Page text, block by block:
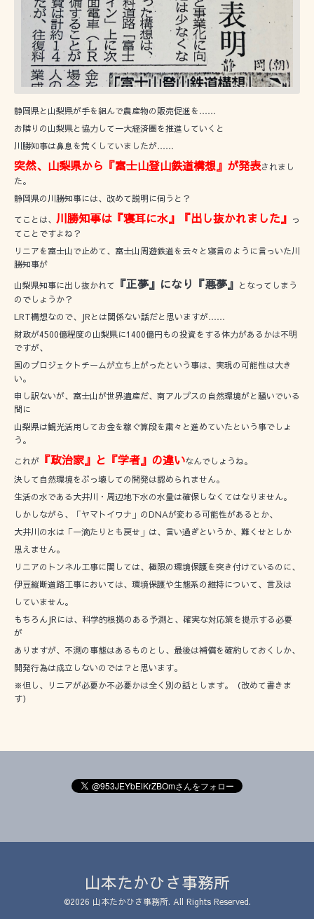
静岡県と山梨県が手を組んで農産物の販売促進を……
お隣りの山梨県と協力して一大経済圏を推進していくと
川勝知事は鼻息を荒くしていましたが……
突然、山梨県から『富士山登山鉄道構想』が発表されまし
た。
静岡県の川勝知事には、改めて説明に伺うと？
てことは、 川勝知事は『寝耳に水』『出し抜かれました』 っ
てことですよね？
リニアを富士山で止めて、富士山周遊鉄道を云々と寝言のように言っいた川
勝知事が
山梨県知事に出し抜かれて 『正夢』になり『悪夢』 となってしまう
のでしょうか？
LRT構想なので、JRとは関係ない話だと思いますが……
財政が4500億程度の山梨県に1400億円もの投資をする体力があるかは不明
ですが、
国のプロジェクトチームが立ち上がったという事は、実現の可能性は大き
い。
申し訳ないが、富士山が世界遺産だ、南アルプスの自然環境がと騒いでいる
間に
山梨県は観光活用してお金を稼ぐ算段を粛々と進めていたという事でしょ
う。
これが 『政治家』と『学者』の違いなんでしょうね。
決して自然環境をぶっ壊しての開発は認められません。
生活の水である大井川・周辺地下水の水量は確保しなくてはなりません。
しかしながら、「ヤマトイワナ」のDNAが変わる可能性があるとか、
大井川の水は「一滴たりとも戻せ」は、言い過ぎというか、難くせとしか
思えません。
リニアのトンネル工事に関しては、極限の環境保護を突き付けているのに、
伊豆縦断道路工事においては、環境保護や生態系の維持について、言及は
していません。
もちろんJRには、科学的根拠のある予測と、確実な対応策を提示する必要
が
ありますが、不測の事態はあるものとし、最後は補償を確約しておくしか、
開発行為は成立しないのでは？と思います。
※但し、リニアが必要か不必要かは全く別の話とします。（改めて書きま
す）
山本たかひさ事務所
©2026 山本たかひさ事務所. All Rights Reserved.